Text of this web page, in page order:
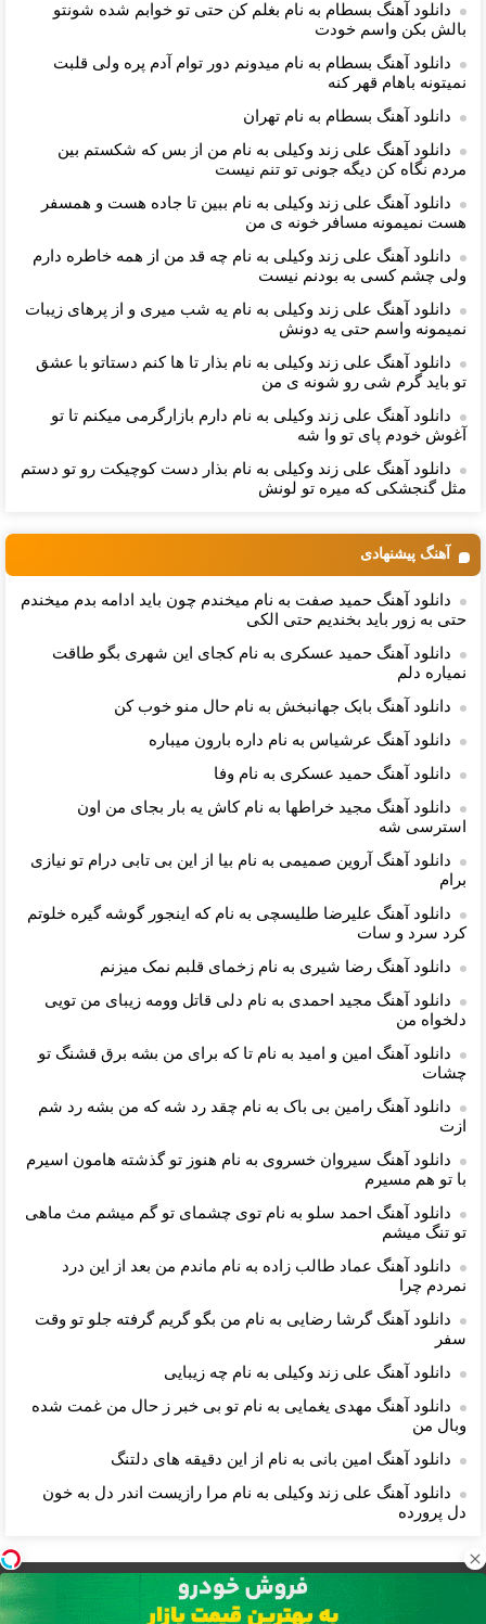
دانلود آهنگ بسطام به نام بغلم کن حتی تو خوابم شده شونتو
بالش بکن واسم خودت
دانلود آهنگ بسطام به نام میدونم دور توام آدم پره ولی قلبت
نمیتونه باهام قهر کنه
دانلود آهنگ بسطام به نام تهران
دانلود آهنگ علی زند وکیلی به نام من از بس كه شكستم بین
مردم نگاه كن دیگه جونى تو تنم نیست
دانلود آهنگ علی زند وکیلی به نام ببین تا جاده هست و همسفر
هست نمیمونه مسافر خونه ی من
دانلود آهنگ علی زند وکیلی به نام چه قد من از همه خاطره دارم
ولی چشم كسی به بودنم نیست
دانلود آهنگ علی زند وکیلی به نام یه شب میرى و از پرهای زيبات
نمیمونه واسم حتی یه دونش
دانلود آهنگ علی زند وکیلی به نام بذار تا ها كنم دستاتو با عشق
تو باید گرم شی رو شونه ى من
دانلود آهنگ علی زند وکیلی به نام دارم بازارگرمی میكنم تا تو
آغوش خودم پای تو وا شه
دانلود آهنگ علی زند وکیلی به نام بذار دست كوچیكت رو تو دستم
مثل گنجشكی كه میره تو لونش
آهنگ پیشنهادی
دانلود آهنگ حمید صفت به نام میخندم چون باید ادامه بدم میخندم
حتی به زور باید بخندیم حتی الکی
دانلود آهنگ حمید عسکری به نام کجای این شهری بگو طاقت
نمیاره دلم
دانلود آهنگ بابک جهانبخش به نام حال منو خوب کن
دانلود آهنگ عرشیاس به نام داره بارون میباره
دانلود آهنگ حمید عسکری به نام وفا
دانلود آهنگ مجید خراطها به نام کاش یه بار بجای من اون
استرسی شه
دانلود آهنگ آروین صمیمی به نام بیا از این بی تابی درام تو نیازی
برام
دانلود آهنگ علیرضا طلیسچی به نام که اینجور گوشه گیره خلوتم
کرد سرد و سات
دانلود آهنگ رضا شیری به نام زخمای قلبم نمک میزنم
دانلود آهنگ مجید احمدی به نام دلی قاتل وومه زیبای من تویی
دلخواه من
دانلود آهنگ امین و امید به نام تا که برای من بشه برق قشنگ تو
چشات
دانلود آهنگ رامین بی باک به نام چقد رد شه که من بشه رد شم
ازت
دانلود آهنگ سیروان خسروی به نام هنوز تو گذشته هامون اسیرم
با تو هم مسیرم
دانلود آهنگ احمد سلو به نام توی چشمای تو گم میشم مث ماهی
تو تنگ میشم
دانلود آهنگ عماد طالب زاده به نام ماندم من بعد از این درد
نمردم چرا
دانلود آهنگ گرشا رضایی به نام من بگو گریم گرفته جلو تو وقت
سفر
دانلود آهنگ علی زند وکیلی به نام چه زیبایی
دانلود آهنگ مهدی یغمایی به نام تو بی خبر ز حال من غمت شده
وبال من
دانلود آهنگ امین بانی به نام از این دقیقه های دلتنگ
دانلود آهنگ علی زند وکیلی به نام ﻣﺮا رازﻳﺴﺖ اﻧﺪر دل ﺑﻪ ﺧﻮن
دل ﭘﺮورده
بگذار زندگی مانند موسیقی باشد و مرگ یک نت ناگفته...